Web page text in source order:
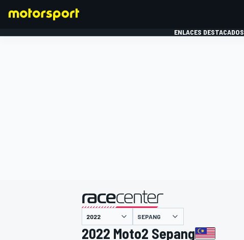
ENLACES DESTACADOS
presentado por
SEPANG
2022 Moto2 Sepang